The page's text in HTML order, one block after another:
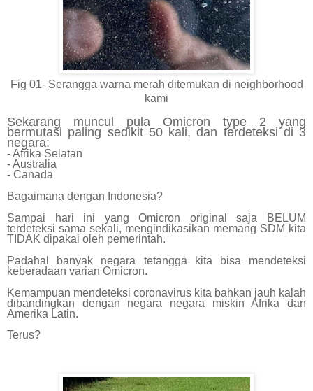
Fig 01- Serangga warna merah ditemukan di neighborhood
kami
Sekarang muncul pula Omicron type 2 yang
bermutasi paling sedikit 50 kali, dan terdeteksi di 3
negara:
- Afrika Selatan
- Australia
- Canada
Bagaimana dengan Indonesia?
Sampai hari ini yang Omicron original saja BELUM
terdeteksi sama sekali, mengindikasikan memang SDM kita
TIDAK dipakai oleh pemerintah.
Padahal banyak negara tetangga kita bisa mendeteksi
keberadaan varian Omicron.
Kemampuan mendeteksi coronavirus kita bahkan jauh kalah
dibandingkan dengan negara negara miskin Afrika dan
Amerika Latin.
Terus?